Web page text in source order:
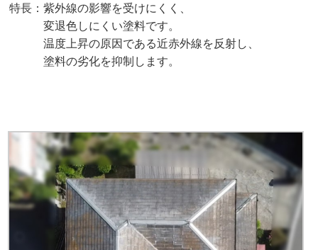
特長：紫外線の影響を受けにくく、
変退色しにくい塗料です。
温度上昇の原因である近赤外線を反射し、
塗料の劣化を抑制します。